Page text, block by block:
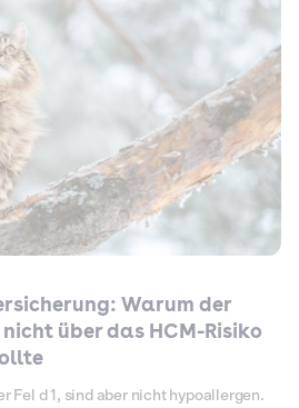
Warum der
über das HCM-Risiko
Fel d 1, sind aber nicht hypoallergen.